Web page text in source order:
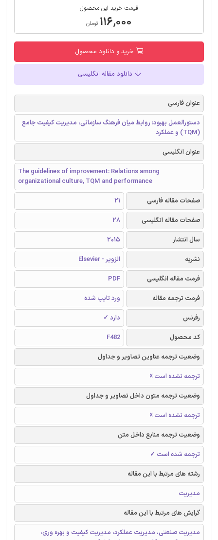
قیمت خرید این محصول
۱۱۶,۰۰۰ تومان
خرید و دانلود محصول
دانلود مقاله انگلیسی
عنوان فارسی
دستورالعمل بهبود: روابط میان فرهنگ سازمانی، مدیریت کیفیت جامع
(TQM) و عملکرد
عنوان انگلیسی
The guidelines of improvement: Relations among
organizational culture, TQM and performance
صفحات مقاله فارسی
21
صفحات مقاله انگلیسی
28
سال انتشار
2015
نشریه
الزویر - Elsevier
فرمت مقاله انگلیسی
PDF
فرمت ترجمه مقاله
ورد تایپ شده
رفرنس
دارد ✓
کد محصول
F482
وضعیت ترجمه عناوین تصاویر و جداول
ترجمه نشده است ☓
وضعیت ترجمه متون داخل تصاویر و جداول
ترجمه نشده است ☓
وضعیت ترجمه منابع داخل متن
ترجمه شده است ✓
رشته های مرتبط با این مقاله
مدیریت
گرایش های مرتبط با این مقاله
مدیریت صنعتی، مدیریت عملکرد، مدیریت کیفیت و بهره وری،